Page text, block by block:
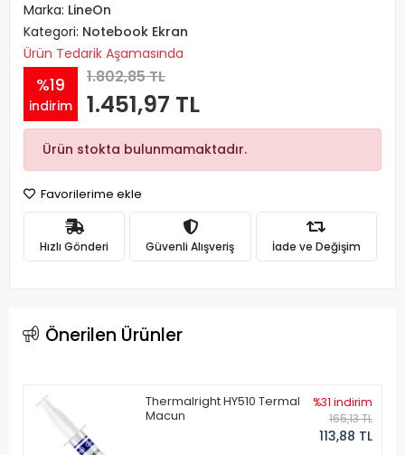
Marka: LineOn
Kategori: Notebook Ekran
Ürün Tedarik Aşamasında
%19
indirim
1.802,85 TL
1.451,97 TL
Ürün stokta bulunmamaktadır.
Favorilerime ekle
Hızlı Gönderi Güvenli Alışveriş İade ve Değişim
Önerilen Ürünler
Thermalright HY510 Termal
Macun
%31 indirim
165,13 TL
113,88 TL